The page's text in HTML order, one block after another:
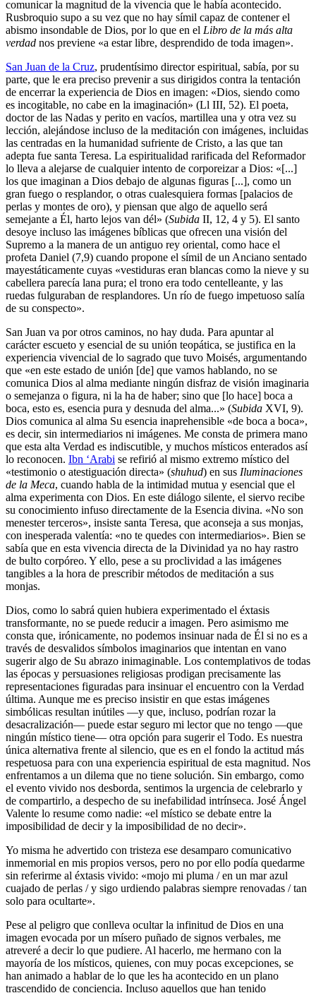
comunicar la magnitud de la vivencia que le había acontecido.
Rusbroquio supo a su vez que no hay símil capaz de contener el
abismo insondable de Dios, por lo que en el Libro de la más alta
verdad nos previene «a estar libre, desprendido de toda imagen».
San Juan de la Cruz, prudentísimo director espiritual, sabía, por su
parte, que le era preciso prevenir a sus dirigidos contra la tentación
de encerrar la experiencia de Dios en imagen: «Dios, siendo como
es incogitable, no cabe en la imaginación» (Ll III, 52). El poeta,
doctor de las Nadas y perito en vacíos, martillea una y otra vez su
lección, alejándose incluso de la meditación con imágenes, incluidas
las centradas en la humanidad sufriente de Cristo, a las que tan
adepta fue santa Teresa. La espiritualidad rarificada del Reformador
lo lleva a alejarse de cualquier intento de corporeizar a Dios: «[...]
los que imaginan a Dios debajo de algunas figuras [...], como un
gran fuego o resplandor, o otras cualesquiera formas [palacios de
perlas y montes de oro), y piensan que algo de aquello será
semejante a Él, harto lejos van dél» (Subida II, 12, 4 y 5). El santo
desoye incluso las imágenes bíblicas que ofrecen una visión del
Supremo a la manera de un antiguo rey oriental, como hace el
profeta Daniel (7,9) cuando propone el símil de un Anciano sentado
mayestáticamente cuyas «vestiduras eran blancas como la nieve y su
cabellera parecía lana pura; el trono era todo centelleante, y las
ruedas fulguraban de resplandores. Un río de fuego impetuoso salía
de su conspecto».
San Juan va por otros caminos, no hay duda. Para apuntar al
carácter escueto y esencial de su unión teopática, se justifica en la
experiencia vivencial de lo sagrado que tuvo Moisés, argumentando
que «en este estado de unión [de] que vamos hablando, no se
comunica Dios al alma mediante ningún disfraz de visión imaginaria
o semejanza o figura, ni la ha de haber; sino que [lo hace] boca a
boca, esto es, esencia pura y desnuda del alma...» (Subida XVI, 9).
Dios comunica al alma Su esencia inaprehensible «de boca a boca»,
es decir, sin intermediarios ni imágenes. Me consta de primera mano
que esta alta Verdad es indiscutible, y muchos místicos enterados así
lo reconocen. Ibn ‘Arabi se refirió al mismo extremo místico del
«testimonio o atestiguación directa» (shuhud) en sus Iluminaciones
de la Meca, cuando habla de la intimidad mutua y esencial que el
alma experimenta con Dios. En este diálogo silente, el siervo recibe
su conocimiento infuso directamente de la Esencia divina. «No son
menester terceros», insiste santa Teresa, que aconseja a sus monjas,
con inesperada valentía: «no te quedes con intermediarios». Bien se
sabía que en esta vivencia directa de la Divinidad ya no hay rastro
de bulto corpóreo. Y ello, pese a su proclividad a las imágenes
tangibles a la hora de prescribir métodos de meditación a sus
monjas.
Dios, como lo sabrá quien hubiera experimentado el éxtasis
transformante, no se puede reducir a imagen. Pero asimismo me
consta que, irónicamente, no podemos insinuar nada de Él si no es a
través de desvalidos símbolos imaginarios que intentan en vano
sugerir algo de Su abrazo inimaginable. Los contemplativos de todas
las épocas y persuasiones religiosas prodigan precisamente las
representaciones figuradas para insinuar el encuentro con la Verdad
última. Aunque me es preciso insistir en que estas imágenes
simbólicas resultan inútiles ―y que, incluso, podrían rozar la
desacralización― puede estar seguro mi lector que no tengo ―que
ningún místico tiene― otra opción para sugerir el Todo. Es nuestra
única alternativa frente al silencio, que es en el fondo la actitud más
respetuosa para con una experiencia espiritual de esta magnitud. Nos
enfrentamos a un dilema que no tiene solución. Sin embargo, como
el evento vivido nos desborda, sentimos la urgencia de celebrarlo y
de compartirlo, a despecho de su inefabilidad intrínseca. José Ángel
Valente lo resume como nadie: «el místico se debate entre la
imposibilidad de decir y la imposibilidad de no decir».
Yo misma he advertido con tristeza ese desamparo comunicativo
inmemorial en mis propios versos, pero no por ello podía quedarme
sin referirme al éxtasis vivido: «mojo mi pluma / en un mar azul
cuajado de perlas / y sigo urdiendo palabras siempre renovadas / tan
solo para ocultarte».
Pese al peligro que conlleva ocultar la infinitud de Dios en una
imagen evocada por un mísero puñado de signos verbales, me
atreveré a decir lo que pudiere. Al hacerlo, me hermano con la
mayoría de los místicos, quienes, con muy pocas excepciones, se
han animado a hablar de lo que les ha acontecido en un plano
trascendido de conciencia. Incluso aquellos que han tenido